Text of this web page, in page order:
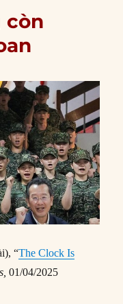
còn
“The Clock Is
01/04/2025